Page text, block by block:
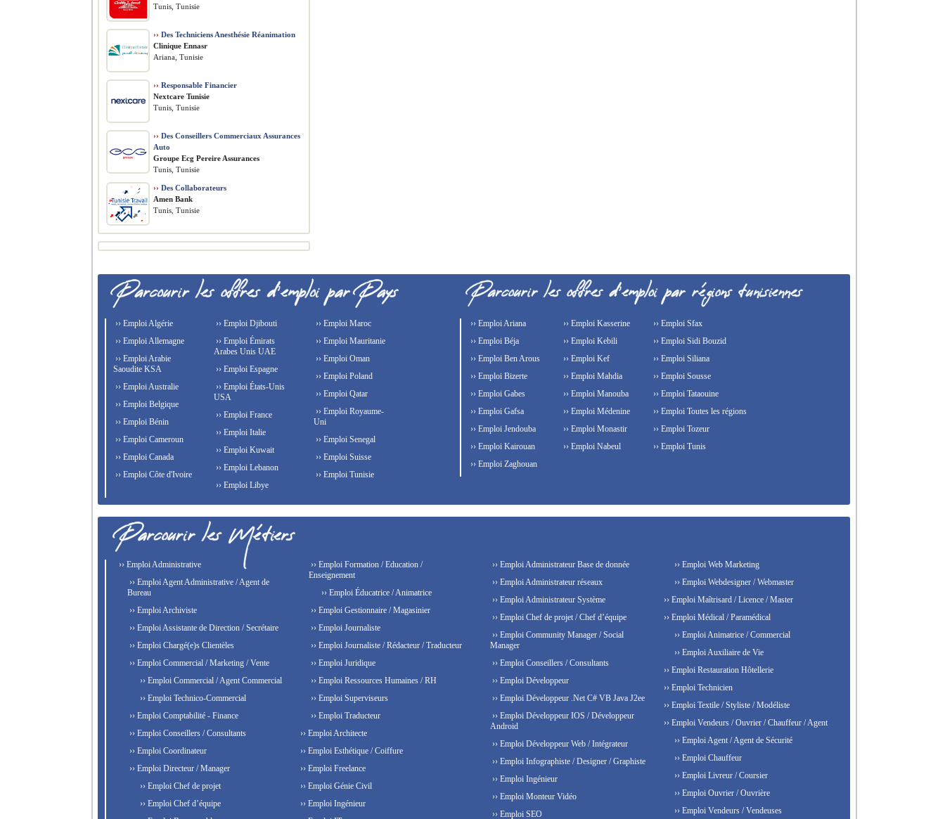
Tunis, Tunisie
›› Des Techniciens Anesthésie Réanimation
Clinique Ennasr
Ariana, Tunisie
›› Responsable Financier
Nextcare Tunisie
Tunis, Tunisie
›› Des Conseillers Commerciaux Assurances
Auto
Groupe Ecg Pereire Assurances
Tunis, Tunisie
›› Des Collaborateurs
Amen Bank
Tunis, Tunisie
›› Emploi Algérie
›› Emploi Allemagne
›› Emploi Arabie
Saoudite KSA
›› Emploi Australie
›› Emploi Belgique
›› Emploi Bénin
›› Emploi Cameroun
›› Emploi Canada
›› Emploi Côte d'Ivoire
›› Emploi Djibouti
›› Emploi Émirats
Arabes Unis UAE
›› Emploi Espagne
›› Emploi États-Unis
USA
›› Emploi France
›› Emploi Italie
›› Emploi Kuwait
›› Emploi Lebanon
›› Emploi Libye
›› Emploi Maroc
›› Emploi Mauritanie
›› Emploi Oman
›› Emploi Poland
›› Emploi Qatar
›› Emploi Royaume-
Uni
›› Emploi Senegal
›› Emploi Suisse
›› Emploi Tunisie
›› Emploi Ariana
›› Emploi Béja
›› Emploi Ben Arous
›› Emploi Bizerte
›› Emploi Gabes
›› Emploi Gafsa
›› Emploi Jendouba
›› Emploi Kairouan
›› Emploi Kasserine
›› Emploi Kebili
›› Emploi Kef
›› Emploi Mahdia
›› Emploi Manouba
›› Emploi Médenine
›› Emploi Monastir
›› Emploi Nabeul
›› Emploi Sfax
›› Emploi Sidi Bouzid
›› Emploi Siliana
›› Emploi Sousse
›› Emploi Tataouine
›› Emploi Toutes les régions
›› Emploi Tozeur
›› Emploi Tunis
›› Emploi Zaghouan
›› Emploi Administrative
›› Emploi Agent Administrative / Agent de
Bureau
›› Emploi Archiviste
›› Emploi Assistante de Direction / Secrétaire
›› Emploi Chargé(e)s Clientèles
›› Emploi Commercial / Marketing / Vente
›› Emploi Commercial / Agent Commercial
›› Emploi Technico-Commercial
›› Emploi Comptabilité - Finance
›› Emploi Conseillers / Consultants
›› Emploi Coordinateur
›› Emploi Directeur / Manager
›› Emploi Chef de projet
›› Emploi Chef d’équipe
›› Emploi Formation / Education /
Enseignement
›› Emploi Éducatrice / Animatrice
›› Emploi Gestionnaire / Magasinier
›› Emploi Journaliste
›› Emploi Journaliste / Rédacteur / Traducteur
›› Emploi Juridique
›› Emploi Ressources Humaines / RH
›› Emploi Superviseurs
›› Emploi Traducteur
›› Emploi Architecte
›› Emploi Esthétique / Coiffure
›› Emploi Freelance
›› Emploi Génie Civil
›› Emploi Ingénieur
›› Emploi Administrateur Base de donnée
›› Emploi Administrateur réseaux
›› Emploi Administrateur Système
›› Emploi Chef de projet / Chef d’équipe
›› Emploi Community Manager / Social
Manager
›› Emploi Conseillers / Consultants
›› Emploi Développeur
›› Emploi Développeur .Net C# VB Java J2ee
›› Emploi Développeur IOS / Développeur
Android
›› Emploi Développeur Web / Intégrateur
›› Emploi Infographiste / Designer / Graphiste
›› Emploi Ingénieur
›› Emploi Monteur Vidéo
›› Emploi SEO
›› Emploi Web Marketing
›› Emploi Webdesigner / Webmaster
›› Emploi Maîtrisard / Licence / Master
›› Emploi Médical / Paramédical
›› Emploi Animatrice / Commercial
›› Emploi Auxiliaire de Vie
›› Emploi Restauration Hôtellerie
›› Emploi Technicien
›› Emploi Textile / Styliste / Modéliste
›› Emploi Vendeurs / Ouvrier / Chauffeur / Agent
›› Emploi Agent / Agent de Sécurité
›› Emploi Chauffeur
›› Emploi Livreur / Coursier
›› Emploi Ouvrier / Ouvrière
›› Emploi Vendeurs / Vendeuses